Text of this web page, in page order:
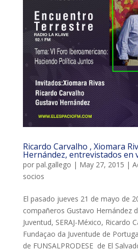
Ricardo Carvalho , Xiomara
Hernández, entrevistados en
por pal.gallego | May 27, 2015 |
socios
El pasado jueves 21 de mayo de
compañeros Gustavo Hernández
Juventud, SERAJ-México, Ricardo
Fundaçao da Juventude de
de FUNSALPRODESE de El
CASES DE
ACCIÓ SOCIAL
SUPORT